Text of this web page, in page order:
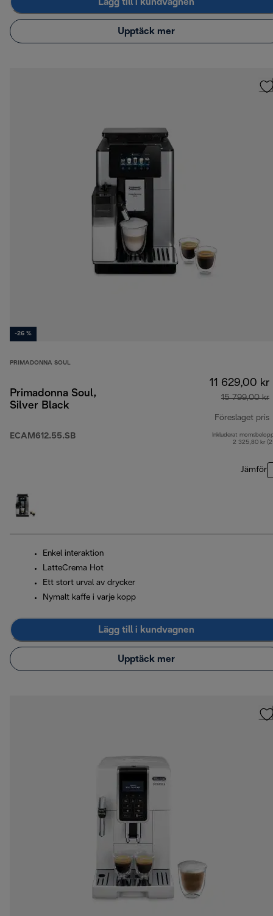
Lägg till i kundvagnen
Upptäck mer
-26 %
PRIMADONNA SOUL
Primadonna Soul,
Silver Black
ECAM612.55.SB
11 629,00 kr
15 799,00 kr
Föreslaget pris
Inkluderat
2 325,80 kr
Jämför
Enkel interaktion
LatteCrema Hot
Ett stort urval av drycker
Nymalt kaffe i varje kopp
Lägg till i kundvagnen
Upptäck mer